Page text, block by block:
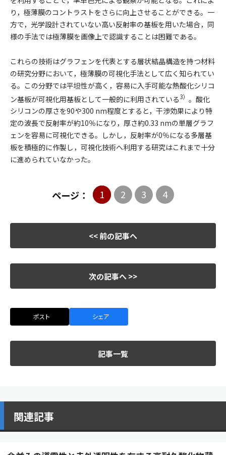
り，極薄膜のコントラストをさらに向上させることができる。一
方で，光学設計されていない高い反射率の基板を用いた場合，同
様の手法では極薄膜を画像上で認識することは困難である。
これらの技術はグラフェンを代表とする層状結晶構造を持つ材料
の研究分野において，極薄膜の可視化手法として広く知られてい
る。この分野では平坦性が高く，容易に入手可能な熱酸化シリコ
ン基板が可視化用基板として一般的に利用されている3） 。酸化
シリコンの厚さを90や300 nm程度とすると，干渉効果により特
定の波長で反射率が約10％になり，厚さ約0.33 nmの単層グラフ
ェンを容易に可視化できる。しかし，反射率が0％になる多層基
板を積極的に作製し，可視化技術へ利用する研究はこれまで十分
に進められていなかった。
ページ： 1 2 3 4
<< 前の記事へ
次の記事へ >>
ポスト シェア
記事一覧
関連記事